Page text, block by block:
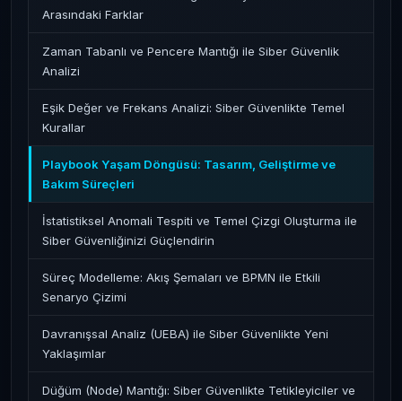
Arasındaki Farklar
Zaman Tabanlı ve Pencere Mantığı ile Siber Güvenlik
Analizi
Eşik Değer ve Frekans Analizi: Siber Güvenlikte Temel
Kurallar
Playbook Yaşam Döngüsü: Tasarım, Geliştirme ve
Bakım Süreçleri
İstatistiksel Anomali Tespiti ve Temel Çizgi Oluşturma ile
Siber Güvenliğinizi Güçlendirin
Süreç Modelleme: Akış Şemaları ve BPMN ile Etkili
Senaryo Çizimi
Davranışsal Analiz (UEBA) ile Siber Güvenlikte Yeni
Yaklaşımlar
Düğüm (Node) Mantığı: Siber Güvenlikte Tetikleyiciler ve